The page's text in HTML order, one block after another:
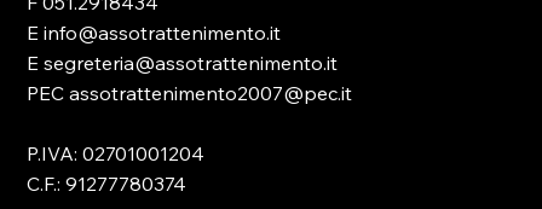
E info@assotrattenimento.it
E segreteria@assotrattenimento.it
PEC assotrattenimento2007@pec.it
P.IVA: 02701001204
C.F.: 91277780374